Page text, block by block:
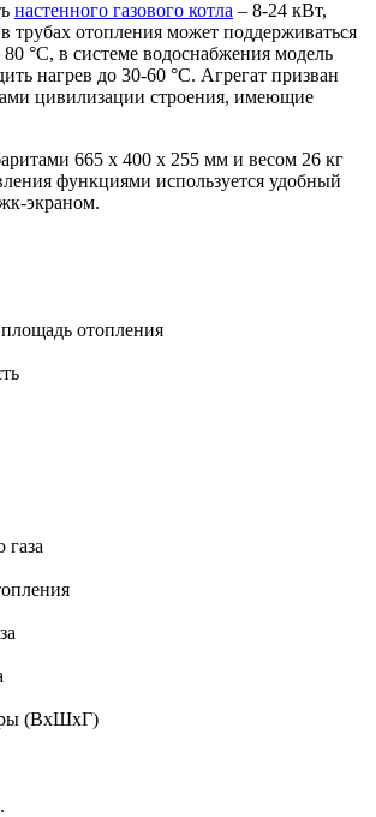
настенного газового котла – 8-24 кВт,
трубах отопления может поддерживаться
°С, в системе водоснабжения модель
нагрев до 30-60 °С. Агрегат призван
цивилизации строения, имеющие
665 х 400 х 255 мм и весом 26 кг
функциями используется удобный
экраном.
отопления
газа
(ВхШхГ)